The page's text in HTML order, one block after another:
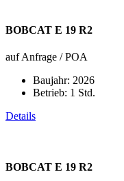
BOBCAT E 19 R2
auf Anfrage / POA
Baujahr: 2026
Betrieb: 1 Std.
Details
BOBCAT E 19 R2